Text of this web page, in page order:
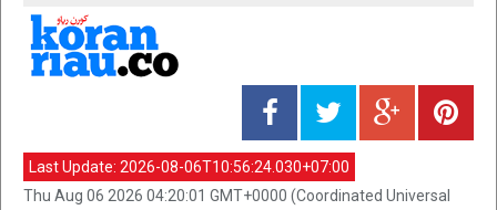
Last Update: 2026-08-06T10:56:24.030+07:00
Thu Aug 06 2026 04:20:01 GMT+0000 (Coordinated Universal